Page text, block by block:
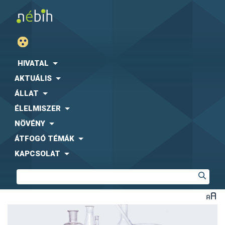
HIVATAL
AKTUÁLIS
ÁLLAT
ÉLELMISZER
NÖVÉNY
ÁTFOGÓ TÉMÁK
KAPCSOLAT